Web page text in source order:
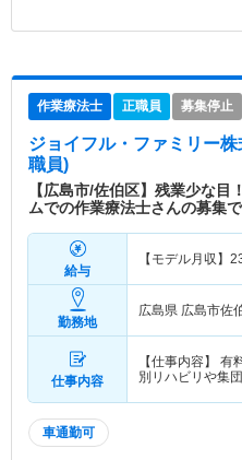
作業療法士 正職員 募集停止
ジョイフル・ファミリー株
職員)
【広島市/佐伯区】残業少な
ムでの作業療法士さんの募集
給与
【モデル月収】
勤務地
広島県 広島市佐
仕事内容
【仕事内容】
別リハビリや集
車通勤可